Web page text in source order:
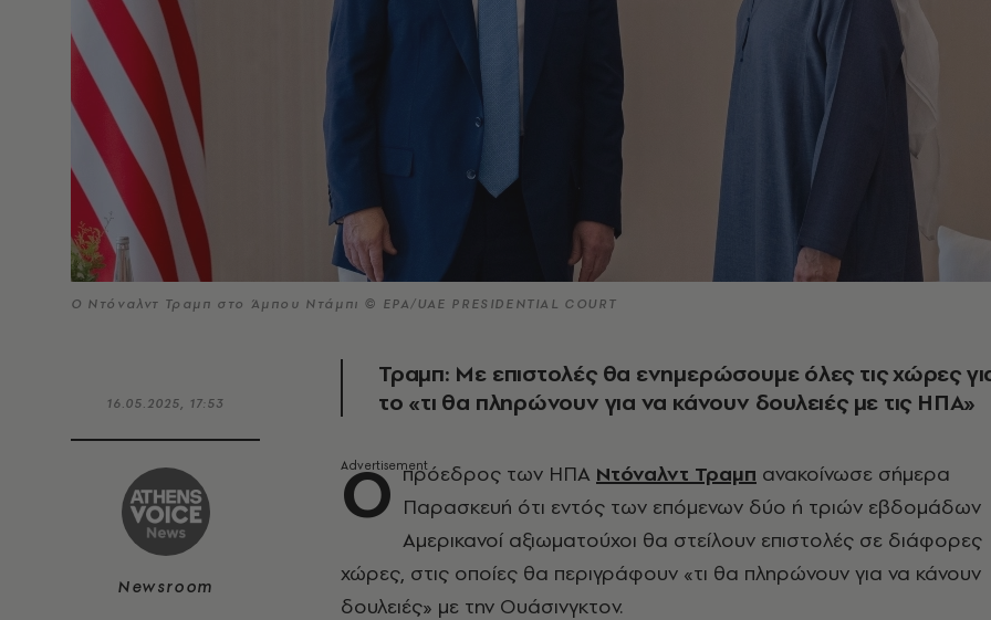
Ο Ντόναλντ Τραμπ στο Άμπου Ντάμπι © ΕΡΑ/UAE PRESIDENTIAL COURT
16.05.2025, 17:53
Newsroom
Τραμπ: Με επιστολές θα ενημερώσουμε όλες τις χώρες
το «τι θα πληρώνουν για να κάνουν δουλειές με τις ΗΠΑ»
Ο πρόεδρος των ΗΠΑ Ντόναλντ Τραμπ ανακοίνωσε σήμερα
Παρασκευή ότι εντός των επόμενων δύο ή τριών εβδομάδων
Αμερικανοί αξιωματούχοι θα στείλουν επιστολές σε διάφορες
χώρες, στις οποίες θα περιγράφουν «τι θα πληρώνουν για να κάνουν
δουλειές» με την Ουάσινγκτον.